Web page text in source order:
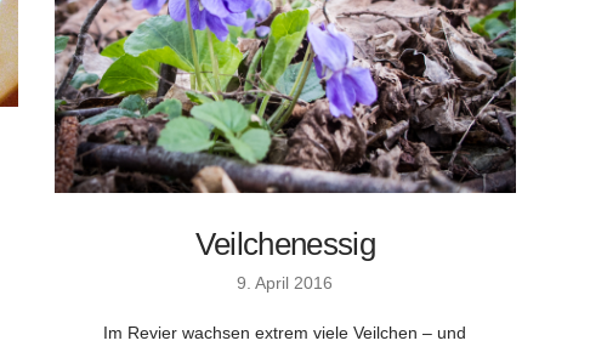
Veilchenessig
9. April 2016
Im Revier wachsen extrem viele Veilchen – und